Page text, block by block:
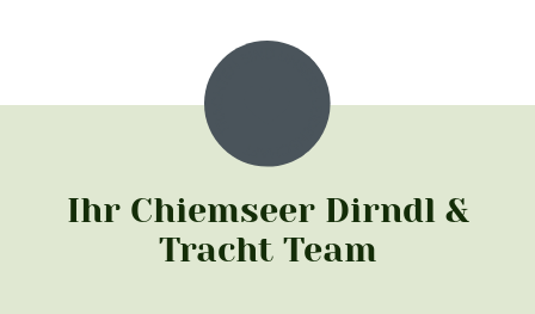
Ihr Chiemseer Dirndl &
Tracht Team